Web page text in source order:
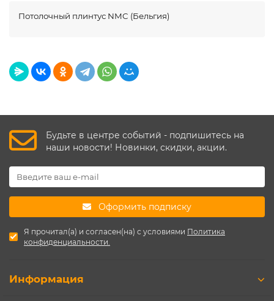
Потолочный плинтус NMC (Бельгия)
Будьте в центре событий - подпишитесь на
наши новости! Новинки, скидки, акции.
Оформить подписку
Я прочитал(а) и согласен(на) с условиями Политика
конфиденциальности.
Информация